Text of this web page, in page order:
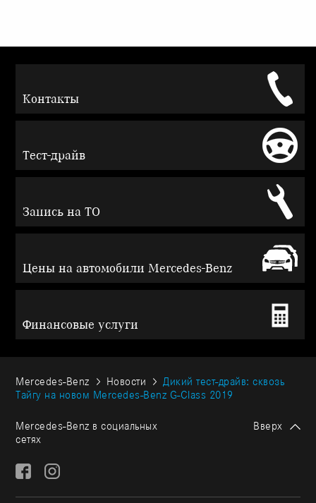
Контакты
Тест-драйв
Запись на ТО
Цены на автомобили Mercedes-Benz
Финансовые услуги
Mercedes-Benz Новости
Дикий тест-драйв: сквозь
Тайгу на новом Mercedes-Benz G-Class 2019
Mercedes-Benz в социальных
сетях
Вверх